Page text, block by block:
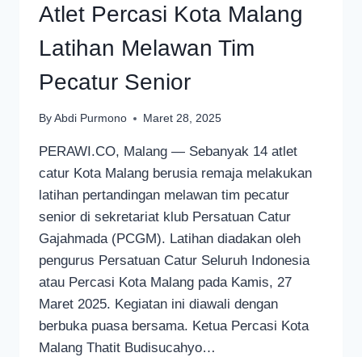
Atlet Percasi Kota Malang
Latihan Melawan Tim
Pecatur Senior
By Abdi Purmono Maret 28, 2025
PERAWI.CO, Malang — Sebanyak 14 atlet
catur Kota Malang berusia remaja melakukan
latihan pertandingan melawan tim pecatur
senior di sekretariat klub Persatuan Catur
Gajahmada (PCGM). Latihan diadakan oleh
pengurus Persatuan Catur Seluruh Indonesia
atau Percasi Kota Malang pada Kamis, 27
Maret 2025. Kegiatan ini diawali dengan
berbuka puasa bersama. Ketua Percasi Kota
Malang Thatit Budisucahyo…